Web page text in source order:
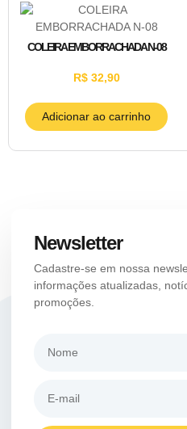
COLEIRA EMBORRACHADA N-08
R$32,90
Adicionar ao carrinho
Newsletter
Cadastre-se em nossa
informações atualizadas,
promoções.